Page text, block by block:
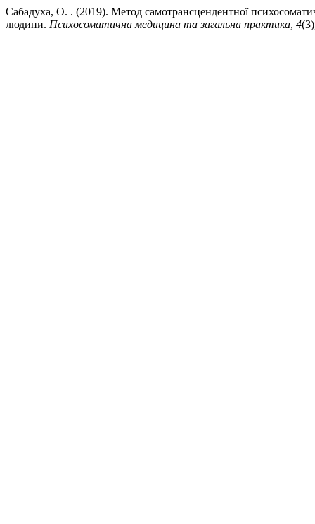
Сабадуха, О. . (2019). Метод самотрансцендентної
людини. Психосоматична медицина та загальна практика, 4